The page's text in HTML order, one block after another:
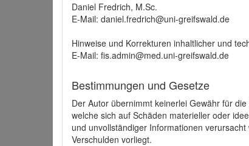
Daniel Fredrich, M.Sc.
E-Mail: daniel.fredrich@uni-greifswald.de
Hinweise und Korrekturen inhaltlicher und
E-Mail: fis.admin@med.uni-greifswald.de
Bestimmungen und Gesetze
Der Autor übernimmt keinerlei Gewähr für
welche sich auf Schäden materieller oder
und unvollständiger Informationen
Verschulden vorliegt.